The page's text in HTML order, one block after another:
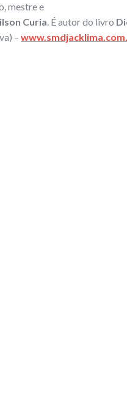
mestre e
Curia. É autor do livro
–